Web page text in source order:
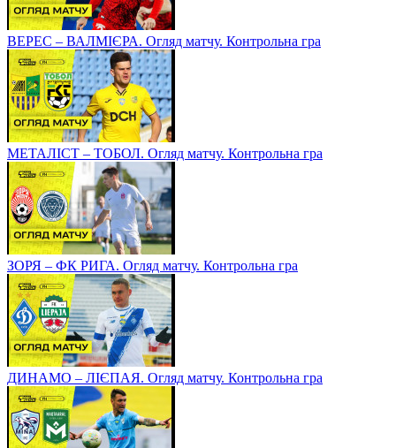
ВЕРЕС – ВАЛМІЄРА. Огляд матчу. Контрольна гра
МЕТАЛІСТ – ТОБОЛ. Огляд матчу. Контрольна гра
ЗОРЯ – ФК РИГА. Огляд матчу. Контрольна гра
ДИНАМО – ЛІЄПАЯ. Огляд матчу. Контрольна гра